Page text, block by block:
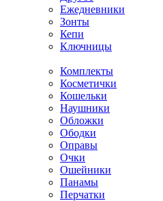
Ежедневники
Зонты
Кепи
Ключницы
Комплекты
Косметички
Кошельки
Наушники
Обложки
Ободки
Оправы
Очки
Ошейники
Панамы
Перчатки